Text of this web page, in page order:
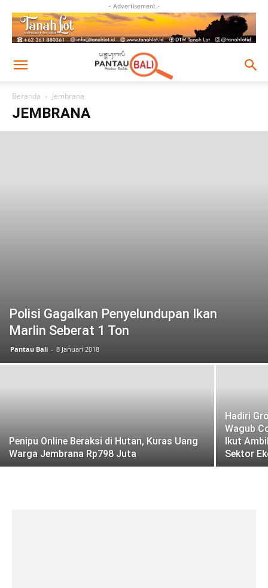
- Advertisement -
Beranda Jembrana
JEMBRANA
Polisi Gagalkan Penyelundupan Ikan
Marlin Seberat 1 Ton
Pantau Bali - 8 Januari 2018
Penipu Online Beraksi di Hutan, Kuras Uang
Warga Jembrana Rp798 Juta
Hadiri
Wagub
Ikut
Sektor